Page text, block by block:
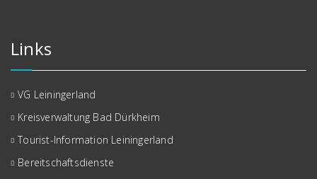
Links
VG Leiningerland
Kreisverwaltung Bad Dürkheim
Tourist-Information Leiningerland
Bereitschaftsdienste